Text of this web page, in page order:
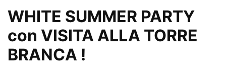
WHITE SUMMER PARTY
con VISITA ALLA TORRE
BRANCA !